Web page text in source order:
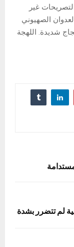
غير
الصهيوني
شديدة. اللهجة
لم تتضرر بشدة